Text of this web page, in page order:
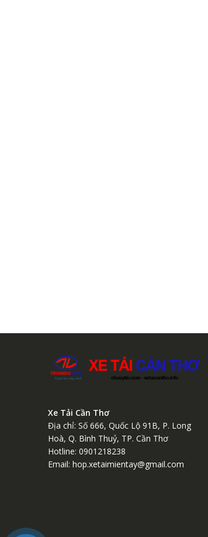
Xe Tải Cần Thơ
Địa chỉ: Số 666, Quốc Lộ 91B, P. Long
Hoà, Q. Bình Thuỷ, TP. Cần Thơ
Hotline: 0901218238
Email: hop.xetaimientay@gmail.com